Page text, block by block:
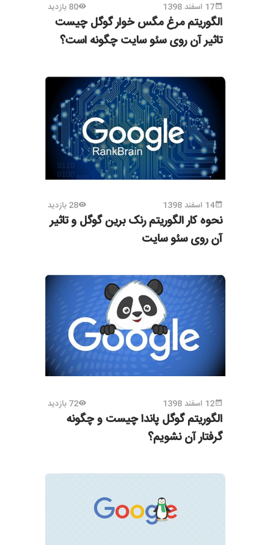
17 اسفند 1398 80 بازدید
الگوریتم مرغ مگس خوار گوگل چیست
تاثیر آن روی سئو سایت چگونه است؟
14 اسفند 1398 28 بازدید
نحوه کار الگوریتم رنک برین گوگل و تاثیر
آن روی سئو سایت
12 اسفند 1398 72 بازدید
الگوریتم گوگل پاندا چیست و چگونه
گرفتار آن نشویم؟